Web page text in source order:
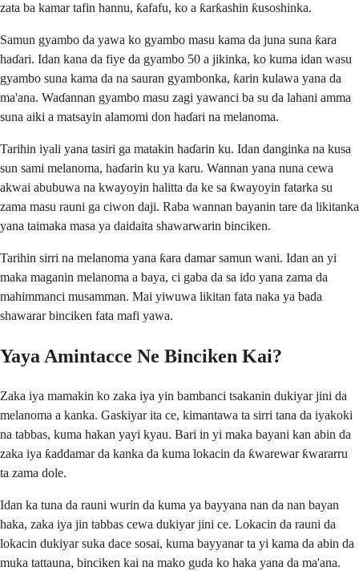
zata ba kamar tafin hannu, ƙafafu, ko a ƙarƙashin ƙusoshinka.
Samun gyambo da yawa ko gyambo masu kama da juna suna ƙara
haɗari. Idan kana da fiye da gyambo 50 a jikinka, ko kuma idan wasu
gyambo suna kama da na sauran gyambonka, ƙarin kulawa yana da
ma'ana. Waɗannan gyambo masu zagi yawanci ba su da lahani amma
suna aiki a matsayin alamomi don haɗari na melanoma.
Tarihin iyali yana tasiri ga matakin haɗarin ku. Idan danginka na kusa
sun sami melanoma, haɗarin ku ya karu. Wannan yana nuna cewa
akwai abubuwa na kwayoyin halitta da ke sa ƙwayoyin fatarka su
zama masu rauni ga ciwon daji. Raba wannan bayanin tare da likitanka
yana taimaka masa ya daidaita shawarwarin binciken.
Tarihin sirri na melanoma yana ƙara damar samun wani. Idan an yi
maka maganin melanoma a baya, ci gaba da sa ido yana zama da
mahimmanci musamman. Mai yiwuwa likitan fata naka ya bada
shawarar binciken fata mafi yawa.
Yaya Amintacce Ne Binciken Kai?
Zaka iya mamakin ko zaka iya yin bambanci tsakanin dukiyar jini da
melanoma a kanka. Gaskiyar ita ce, kimantawa ta sirri tana da iyakoki
na tabbas, kuma hakan yayi kyau. Bari in yi maka bayani kan abin da
zaka iya ƙaddamar da kanka da kuma lokacin da ƙwarewar ƙwararru
ta zama dole.
Idan ka tuna da rauni wurin da kuma ya bayyana nan da nan bayan
haka, zaka iya jin tabbas cewa dukiyar jini ce. Lokacin da rauni da
lokacin dukiyar suka dace sosai, kuma bayyanar ta yi kama da abin da
muka tattauna, binciken kai na mako guda ko haka yana da ma'ana.